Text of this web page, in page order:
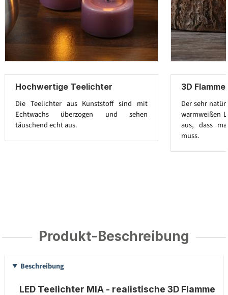
Hochwertige Teelichter
Die Teelichter aus Kunststoff sind mit
Echtwachs überzogen und sehen
täuschend echt aus.
3D
Der sehr
warmweißen
aus, dass
muss.
Produkt-Beschreibung
Beschreibung
LED Teelichter MIA - realistische 3D Flamme